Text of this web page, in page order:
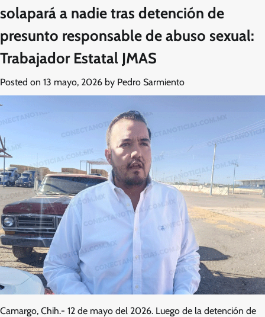
solapará a nadie tras detención de
presunto responsable de abuso sexual:
Trabajador Estatal JMAS
Posted on 13 mayo, 2026 by Pedro Sarmiento
Camargo, Chih.- 12 de mayo del 2026. Luego de la detención de